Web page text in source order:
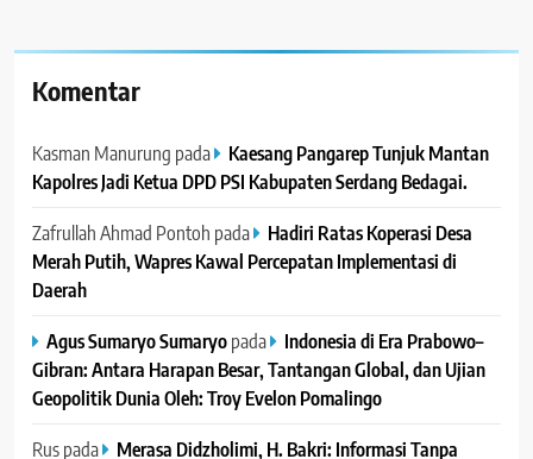
Komentar
Kasman Manurung pada
Kaesang Pangarep Tunjuk Mantan
Kapolres Jadi Ketua DPD PSI Kabupaten Serdang Bedagai. ‎ ‎
Zafrullah Ahmad Pontoh pada
Hadiri Ratas Koperasi Desa
Merah Putih, Wapres Kawal Percepatan Implementasi di
Daerah
Agus Sumaryo Sumaryopada
Indonesia di Era Prabowo–
Gibran: Antara Harapan Besar, Tantangan Global, dan Ujian
Geopolitik Dunia Oleh: Troy Evelon Pomalingo
Ruspada
Merasa Didzholimi, H. Bakri: Informasi Tanpa